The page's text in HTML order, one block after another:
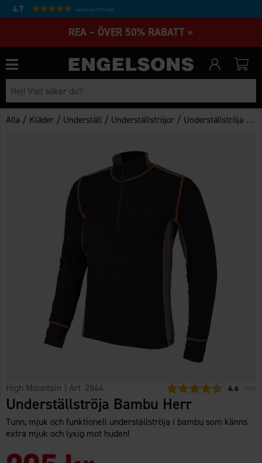
4.7 Baserat på 27231 betyg
REA – ÖVER 50% RABATT »
Alla / Kläder / Underställ / Underställströjor / Underställströja Bambu Herr
High Mountain | Art 2864 Snittbetyg:
4.6 102
Underställströja Bambu Herr
Tunn, mjuk och funktionell underställströja i bambu som känns
extra mjuk och lyxig mot huden!